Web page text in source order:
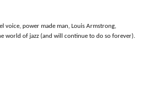
voice, power made man, Louis Armstrong,
world of jazz (and will continue to do so forever).